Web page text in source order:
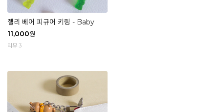
젤리 베어 피규어 키링 - Baby
11,000원
리뷰 3